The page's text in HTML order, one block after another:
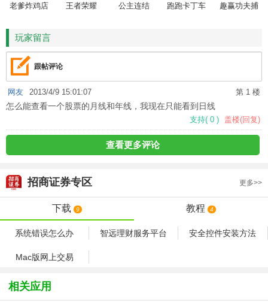
老爹炸鸡店
王者荣耀 公主连结 跑跑卡丁车
趣赢功夫捕
玩家留言
跟帖评论
第 1 楼
网友 2013/4/9 15:01:07
怎么能查看一个股票的月线和年线，我现在只能看到日线
支持( 0 ) 盖楼(回复)
查看更多评论
招商证券专区 更多>>
下载 9 教程 4
系统错误怎么办 智远理财服务平台 安全控件安装方法
Mac版网上交易
相关应用